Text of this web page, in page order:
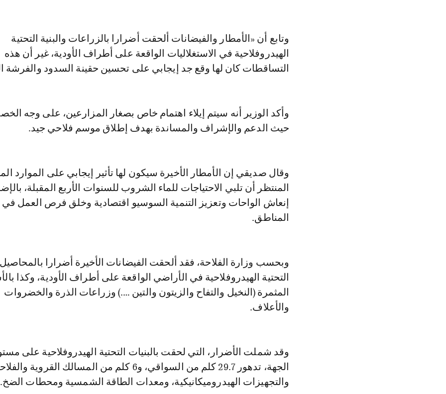
وتابع أن «الأمطار والفيضانات ألحقت أضرارا بالزراعات والبنية التحتية
الهيدروفلاحية في الاستغلاليات الواقعة على أطراف الأودية، غير أن هذه
التساقطات كان لها وقع جد إيجابي على تحسين حقينة السدود والفرشة
وأكد الوزير أنه سيتم إيلاء اهتمام خاص بصغار المزارعين، على وجه
حيث الدعم والإشراف والمساندة بهدف إطلاق موسم فلاحي جيد.
وقال صديقي إن الأمطار الأخيرة سيكون لها تأثير إيجابي على الموارد
المنتظر أن تلبي الاحتياجات للماء الشروب للسنوات الأربع المقبلة،
إنعاش الواحات وتعزيز التنمية السوسيو اقتصادية وخلق فرص العمل
المناطق.
وبحسب وزارة الفلاحة، فقد ألحقت الفيضانات الأخيرة أضرارا بالمحاصيل
التحتية الهيدروفلاحية في الأراضي الواقعة على أطراف الأودية، وكذا
المثمرة (النخيل والتفاح والزيتون والتين ….) وزراعات الذرة والخضروات
والأعلاف.
وقد شملت الأضرار، التي لحقت بالبنيات التحتية الهيدروفلاحية على
الجهة، تدهور 29.7 كلم من السواقي، و6 كلم من المسالك القروية
والتجهيزات الهيدروميكانيكية، ومعدات الطاقة الشمسية ومحطات الضخ.